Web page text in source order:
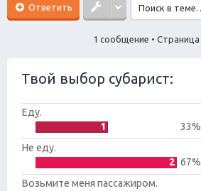
Ответить
1 сообщение • Страница
Твой выбор субарист:
Еду.
1
33%
Не еду.
2 67%
Возьмите меня пассажиром.